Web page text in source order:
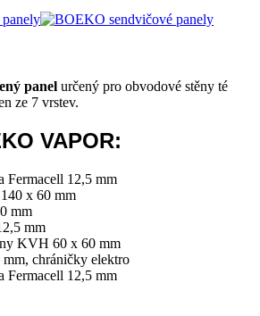
panel určený pro obvodové stěny té
ze 7 vrstev.
VAPOR:
Fermacell 12,5 mm
x 60 mm
mm
mm
KVH 60 x 60 mm
chráničky elektro
Fermacell 12,5 mm